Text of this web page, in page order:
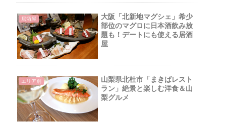
居酒屋
大阪「北新地マグシェ」希少
部位のマグロに日本酒飲み放
題も！デートにも使える居酒
屋
エリア別
山梨県北杜市「まきばレスト
ラン」絶景と楽しむ洋食＆山
梨グルメ